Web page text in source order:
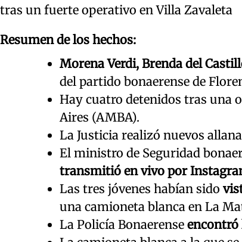
tras un fuerte operativo en Villa Zavaleta
Resumen de los hechos:
Morena Verdi, Brenda del
del partido bonaerense de
Hay cuatro detenidos tras una
Aires (AMBA).
La Justicia realizó nuevos
El ministro de Seguridad
transmitió en vivo por
Las tres jóvenes habían sido
una camioneta blanca en La
La Policía Bonaerense encontró